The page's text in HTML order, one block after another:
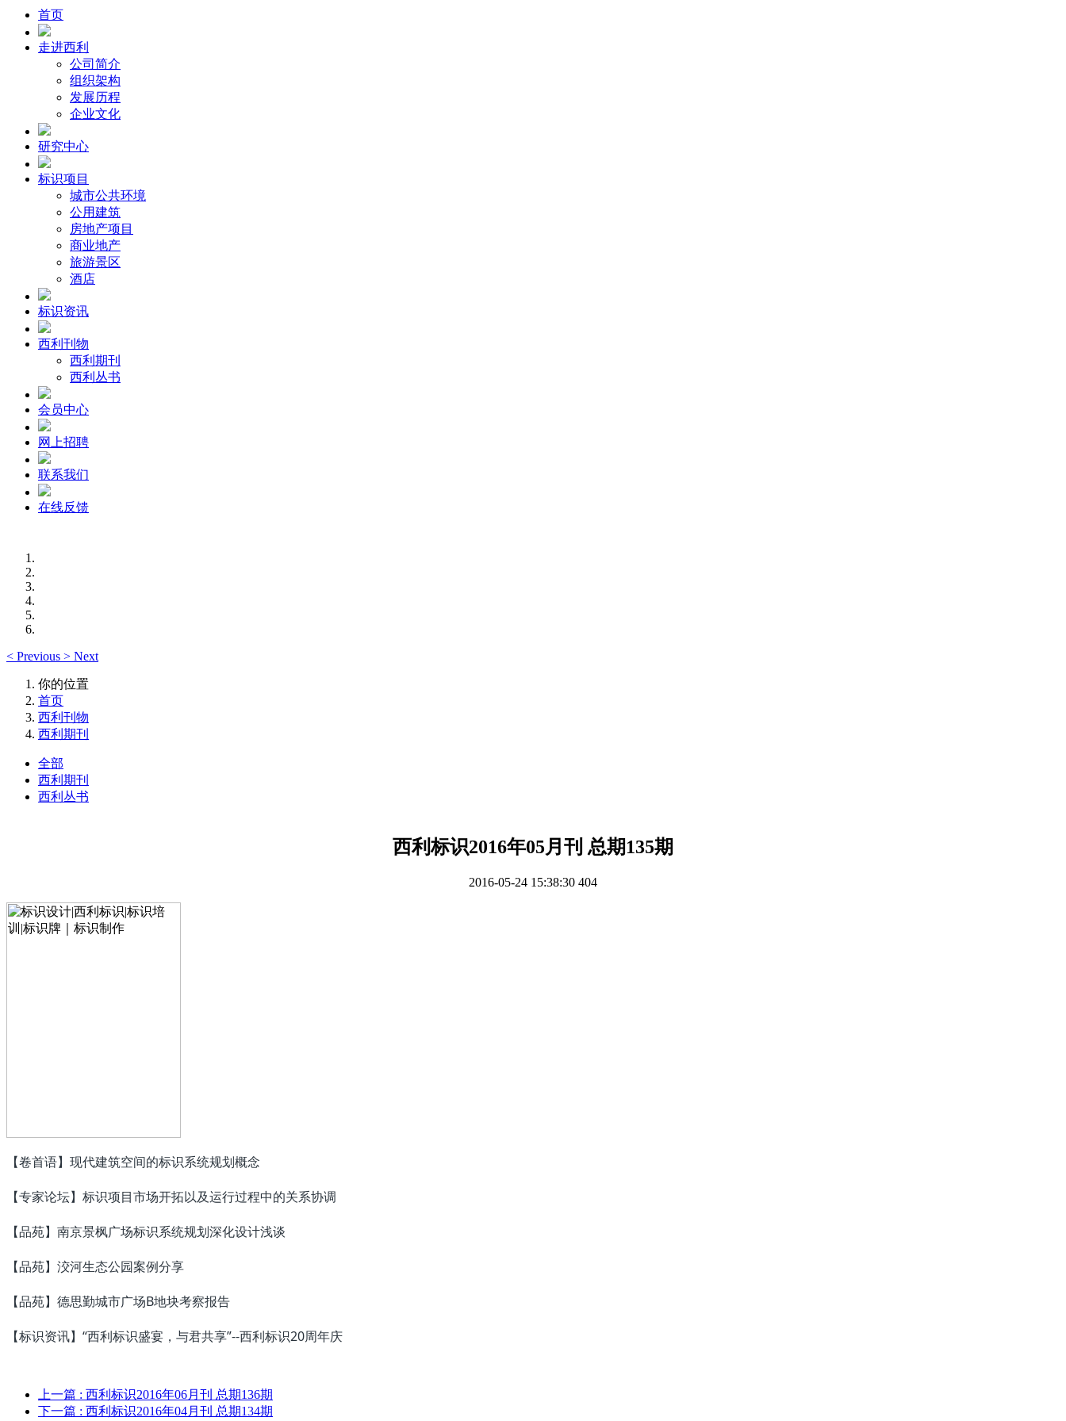
首页
走进西利
公司简介
组织架构
发展历程
企业文化
研究中心
标识项目
城市公共环境
公用建筑
房地产项目
商业地产
旅游景区
酒店
标识资讯
西利刊物
西利期刊
西利丛书
会员中心
网上招聘
联系我们
在线反馈
< Previous > Next
你的位置
首页
西利刊物
西利期刊
全部
西利期刊
西利丛书
西利标识2016年05月刊 总期135期
2016-05-24 15:38:30 404
【卷首语】现代建筑空间的标识系统规划概念
【专家论坛】标识项目市场开拓以及运行过程中的关系协调
【品苑】南京景枫广场标识系统规划深化设计浅谈
【品苑】洨河生态公园案例分享
【品苑】德思勤城市广场B地块考察报告
【标识资讯】“西利标识盛宴，与君共享”--西利标识20周年庆
上一篇 : 西利标识2016年06月刊 总期136期
下一篇 : 西利标识2016年04月刊 总期134期